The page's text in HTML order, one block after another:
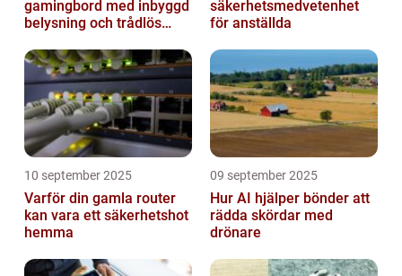
gamingbord med inbyggd
belysning och trådlös
säkerhetsmedvetenhet
för anställda
10 september 2025
Varför din gamla router
kan vara ett säkerhetshot
hemma
09 september 2025
Hur AI hjälper bönder att
rädda skördar med
drönare